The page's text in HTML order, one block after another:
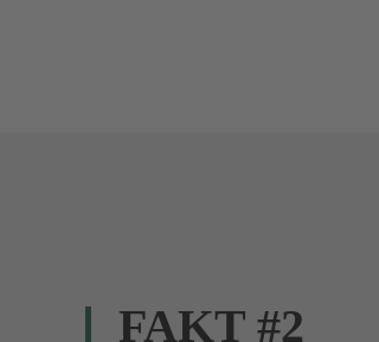
FAKT #2